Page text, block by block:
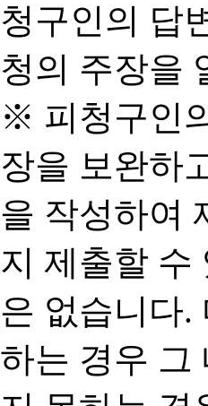
청구인의 답
청의 주장을
※ 피청구인
장을 보완하
을 작성하여
지 제출할 수
은 없습니다.
하는 경우 그